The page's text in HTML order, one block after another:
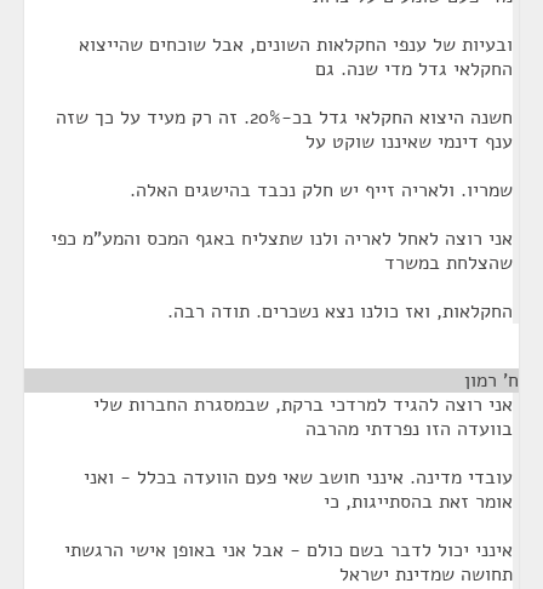
ובעיות של ענפי החקלאות השונים, אבל שוכחים שהייצוא
החקלאי גדל מדי שנה. גם
חשנה היצוא החקלאי גדל בכ-20%. זה רק מעיד על כך שזה
ענף דינמי שאיננו שוקט על
שמריו. ולאריה זייף יש חלק נכבד בהישגים האלה.
אני רוצה לאחל לאריה ולנו שתצליח באגף המכס והמע"מ כפי
שהצלחת במשרד
החקלאות, ואז כולנו נצא נשכרים. תודה רבה.
ח' רמון
אני רוצה להגיד למרדכי ברקת, שבמסגרת החברות שלי
בוועדה הזו נפרדתי מהרבה
עובדי מדינה. אינני חושב שאי פעם הוועדה בכלל - ואני
אומר זאת בהסתייגות, כי
אינני יכול לדבר בשם כולם - אבל אני באופן אישי הרגשתי
תחושה שמדינת ישראל